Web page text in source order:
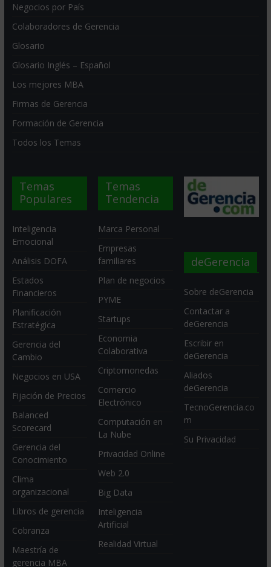
Negocios por País
Colaboradores de Gerencia
Glosario
Glosario Inglés – Español
Los mejores MBA
Firmas de Gerencia
Formación de Gerencia
Todos los Temas
Temas
Populares
Inteligencia
Emocional
Análisis DOFA
Estados
Financieros
Planificación
Estratégica
Gerencia del
Cambio
Negocios en USA
Fijación de Precios
Balanced
Scorecard
Gerencia del
Conocimiento
Clima
organizacional
Libros de gerencia
Cobranza
Maestría de
gerencia MBA
Temas
Tendencia
Marca Personal
Empresas
familiares
Plan de negocios
PYME
Startups
Economia
Colaborativa
Criptomonedas
Comercio
Electrónico
Computación en
La Nube
Privacidad Online
Web 2.0
Big Data
Inteligencia
Artificial
Realidad Virtual
deGerencia
Sobre deGerencia
Contactar a
deGerencia
Escribir en
deGerencia
Aliados
deGerencia
TecnoGerencia.co
m
Su Privacidad